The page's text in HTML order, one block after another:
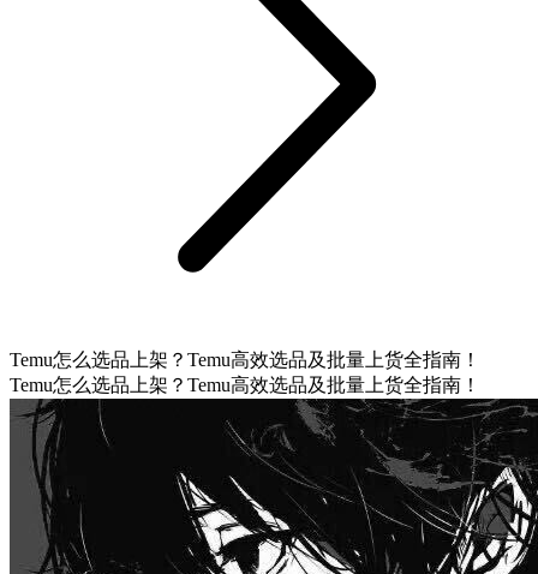
Temu怎么选品上架？Temu高效选品及批量上货全指南！
Temu怎么选品上架？Temu高效选品及批量上货全指南！